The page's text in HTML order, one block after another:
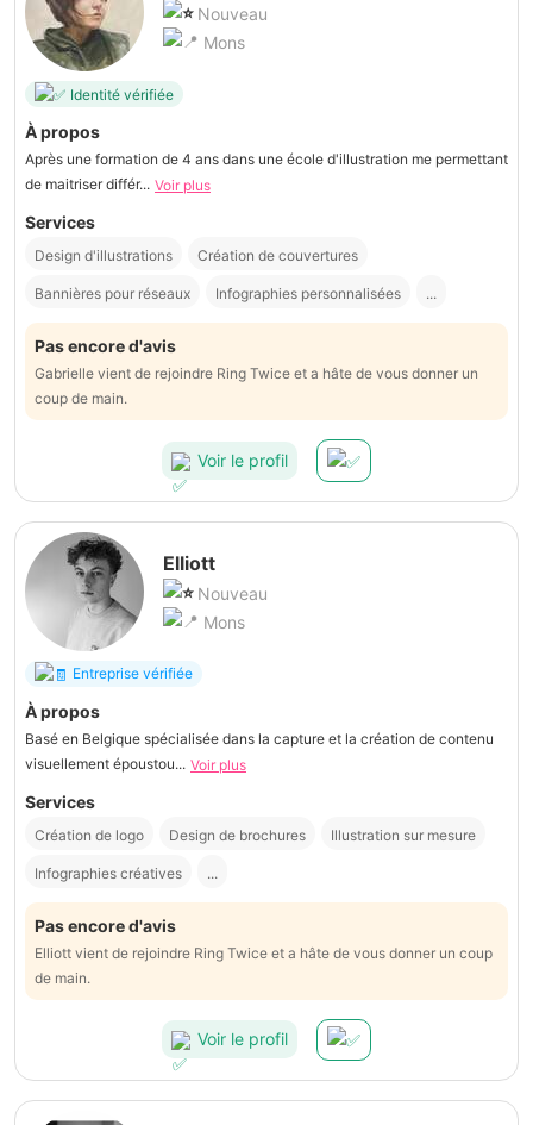
Nouveau
Mons
Identité vérifiée
À propos
Après une formation de 4 ans dans une école d'illustration me permettant
de maitriser différ... Voir plus
Services
Design d'illustrations Création de couvertures
Bannières pour réseaux Infographies personnalisées ...
Pas encore d'avis
Gabrielle vient de rejoindre Ring Twice et a hâte de vous donner un
coup de main.
Voir le profil
Elliott
Nouveau
Mons
Entreprise vérifiée
À propos
Basé en Belgique spécialisée dans la capture et la création de contenu
visuellement époustou... Voir plus
Services
Création de logo Design de brochures Illustration sur mesure
Infographies créatives ...
Pas encore d'avis
Elliott vient de rejoindre Ring Twice et a hâte de vous donner un coup
de main.
Voir le profil